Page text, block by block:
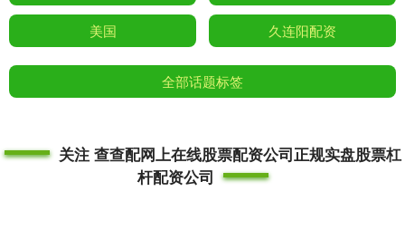
美国 久连阳配资
全部话题标签
关注 查查配网上在线股票配资公司正规实盘股票杠
杆配资公司